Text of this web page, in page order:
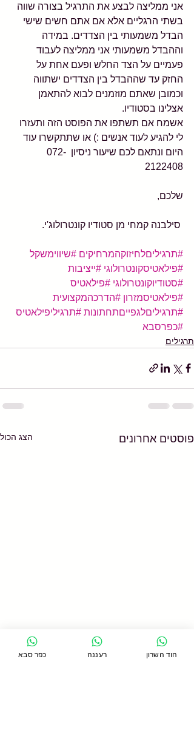
אני ממליצה לבצע את התרגיל בצורה שווה
בשתי הרגליים אלא אם אתם חשים שישי
הבדל משמעותי בין הצדדים. במידה
וההבדל משמעותי אני ממליצה לעבוד
פעמיים על הצד החלש ופעם אחת על
החזק עד שההבדל בין הצדדים ישתווה
וכמובן שאתם מוזמנים לבוא להתאמן
אצלינו בסטודיו.
אשמח אם תשתפו את הפוסט הזה ותעזרו
לי להגיע לעוד אנשים :) או שתתקשרו עוד
היום ונתאם לכם שיעור ניסיון  072-
2122408
שלכם,
#תרגיליםלחיזוקהמרחיקים #שיווימשקל
#פילאטיסקונטרולוגי #ייציבות
#סטודיוקונטרולוגי #פילאטיס
#פילאטיסמזרון #הדרכהמקצועית
#תרגיליםלגפייםתחתונות #תרגיליפילאטיס
#כפרסבא
תרגילים
פוסטים אחרונים הצג הכול
כפר סבא רעננה הוד השרון